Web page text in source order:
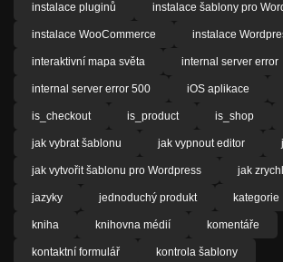
instalace pluginů instalace šablony pro
instalace WooCommerce instalace
interaktivní mapa světa internal server error
internal server error 500 iOS aplikace
is_checkout is_product is_shop
jak vybrat šablonu jak vypnout editor
jak vytvořit šablonu pro Wordpress jak
jazyky jednoduchý produkt kategorie
kniha knihovna médií komentáře
kontaktní formulář kontrola šablony